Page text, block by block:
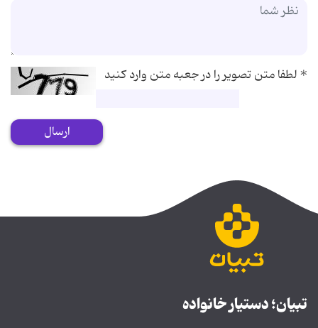
*لطفا متن تصویر را در جعبه متن وارد کنید
ارسال
تبیان؛ دستیار خانواده